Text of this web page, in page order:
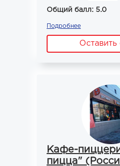
Общий балл: 5.0
Подробнее
Оставить
Кафе-
пицца"